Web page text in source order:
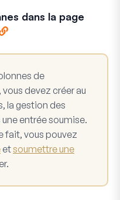
dans la page
de
devez créer au
la gestion des
entrée soumise.
fait, vous pouvez
etsoumettre une